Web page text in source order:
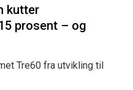
kutter
prosent – og
Tre60 fra utvikling til